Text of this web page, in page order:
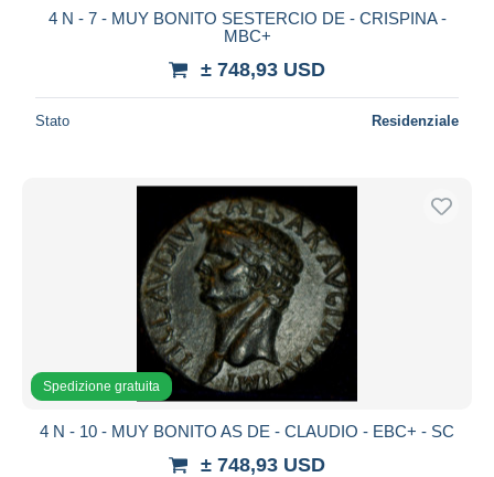
4 N - 7 - MUY BONITO SESTERCIO DE - CRISPINA -
MBC+
± 748,93 USD
Stato Residenziale
Spedizione gratuita
4 N - 10 - MUY BONITO AS DE - CLAUDIO - EBC+ - SC
± 748,93 USD